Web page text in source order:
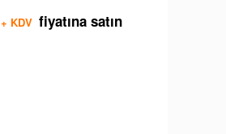
+ KDV fiyatına satın